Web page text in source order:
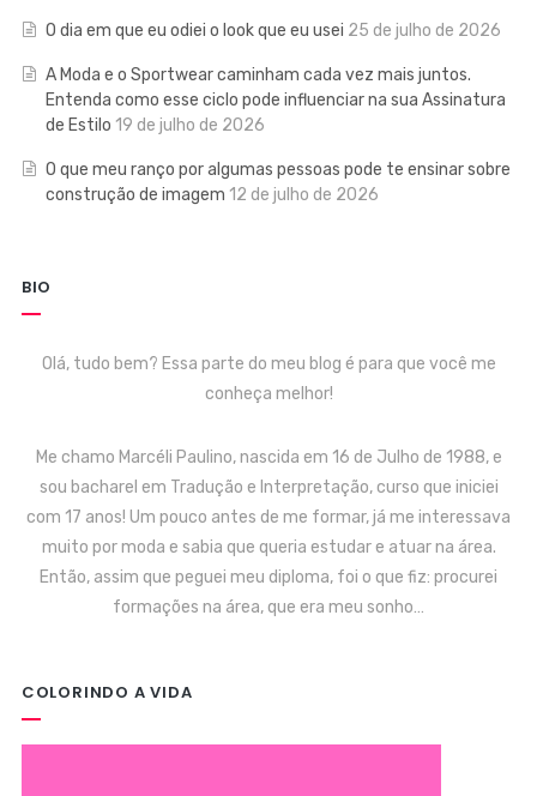
O dia em que eu odiei o look que eu usei 25 de julho de 2026
A Moda e o Sportwear caminham cada vez mais juntos.
Entenda como esse ciclo pode influenciar na sua Assinatura
de Estilo 19 de julho de 2026
O que meu ranço por algumas pessoas pode te ensinar sobre
construção de imagem 12 de julho de 2026
BIO
Olá, tudo bem? Essa parte do meu blog é para que você me
conheça melhor!
Me chamo Marcéli Paulino, nascida em 16 de Julho de 1988, e
sou bacharel em Tradução e Interpretação, curso que iniciei
com 17 anos! Um pouco antes de me formar, já me interessava
muito por moda e sabia que queria estudar e atuar na área.
Então, assim que peguei meu diploma, foi o que fiz: procurei
formações na área, que era meu sonho…
COLORINDO A VIDA